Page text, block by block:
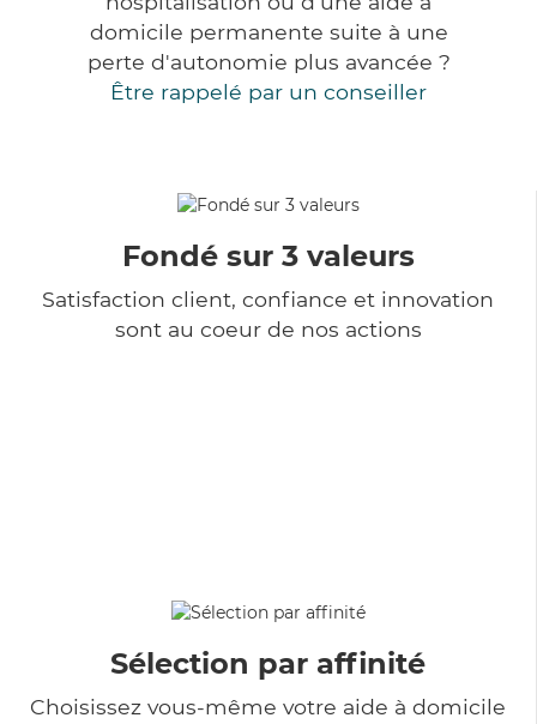
domicile permanente suite à une
perte d'autonomie plus avancée ?
Être rappelé par un conseiller
Fondé sur 3 valeurs
Satisfaction client, confiance et innovation
sont au coeur de nos actions
Sélection par affinité
Choisissez vous-même votre aide à domicile